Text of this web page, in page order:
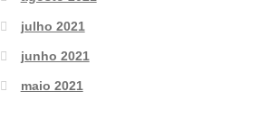
julho 2021
junho 2021
maio 2021